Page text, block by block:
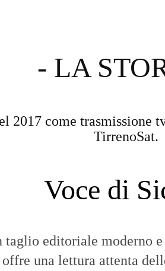
- LA
2017 come trasmissione
TirrenoSat.
Voce di
taglio editoriale moderno
una lettura attenta